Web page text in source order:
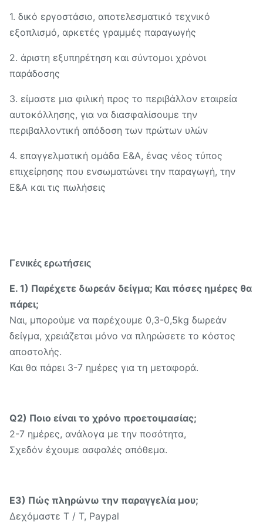
1. δικό εργοστάσιο, αποτελεσματικό τεχνικό
εξοπλισμό, αρκετές γραμμές παραγωγής
2. άριστη εξυπηρέτηση και σύντομοι χρόνοι
παράδοσης
3. είμαστε μια φιλική προς το περιβάλλον εταιρεία
αυτοκόλλησης, για να διασφαλίσουμε την
περιβαλλοντική απόδοση των πρώτων υλών
4. επαγγελματική ομάδα Ε&Α, ένας νέος τύπος
επιχείρησης που ενσωματώνει την παραγωγή, την
Ε&Α και τις πωλήσεις
Γενικές ερωτήσεις
Ε. 1) Παρέχετε δωρεάν δείγμα; Και πόσες ημέρες θα
πάρει;
Ναι, μπορούμε να παρέχουμε 0,3-0,5kg δωρεάν
δείγμα, χρειάζεται μόνο να πληρώσετε το κόστος
αποστολής.
Και θα πάρει 3-7 ημέρες για τη μεταφορά.
Q2) Ποιο είναι το χρόνο προετοιμασίας;
2-7 ημέρες, ανάλογα με την ποσότητα,
Σχεδόν έχουμε ασφαλές απόθεμα.
Ε3) Πώς πληρώνω την παραγγελία μου;
Δεχόμαστε T / T, Paypal